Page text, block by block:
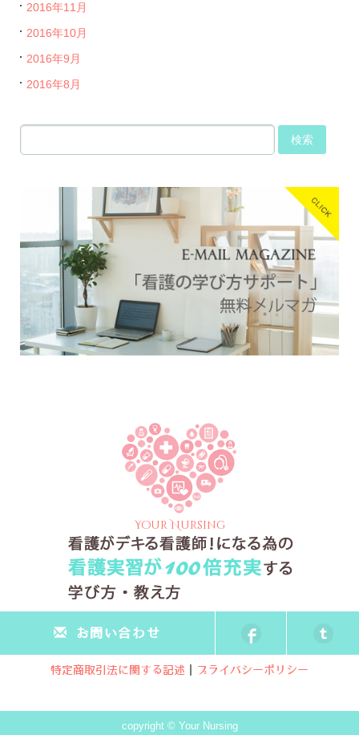
2016年11月
2016年10月
2016年9月
2016年8月
Your Nursing
お問い合わせ
特定商取引法に関する記述 プライバシーポリシー
copyright © Your Nursing